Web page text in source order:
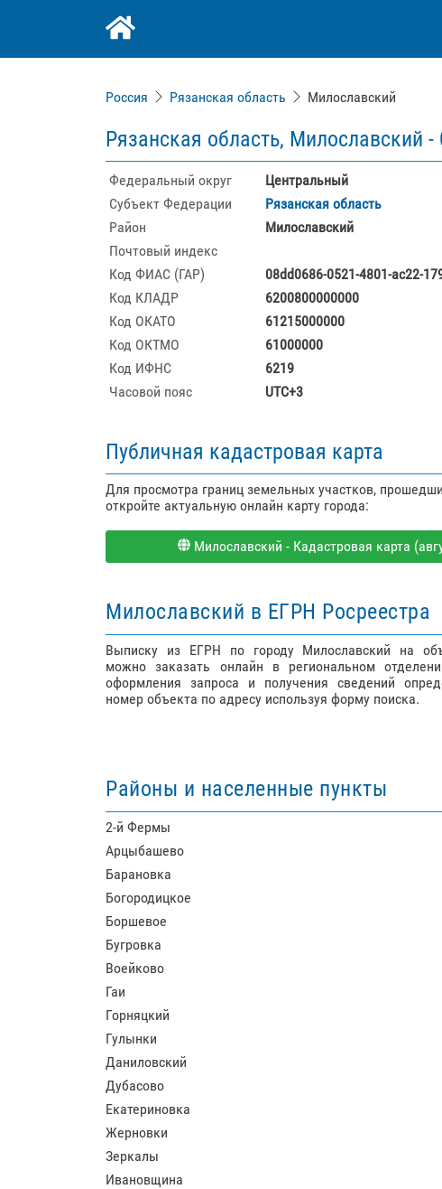
Россия Рязанская область Милославский
Рязанская область, Милославский -
Федеральный округ
Центральный
Субъект Федерации
Рязанская область
Район
Милославский
Почтовый индекс
Код ФИАС (ГАР)
08dd0686-0521-4801-ac22-
Код КЛАДР
6200800000000
Код ОКАТО
61215000000
Код ОКТМО
61000000
Код ИФНС
6219
Часовой пояс
UTC+3
Публичная кадастровая карта
Для просмотра границ земельных участков,
откройте актуальную онлайн карту города:
Милославский - Кадастровая карта
Милославский в ЕГРН Росреестра
Выписку из ЕГРН по городу Милославский на
можно заказать онлайн в региональном
оформления запроса и получения сведений
номер объекта по адресу используя форму поиска.
Районы и населенные пункты
2-й Фермы
Арцыбашево
Барановка
Богородицкое
Боршевое
Бугровка
Воейково
Гаи
Горняцкий
Гулынки
Даниловский
Дубасово
Екатериновка
Жерновки
Зеркалы
Ивановщина